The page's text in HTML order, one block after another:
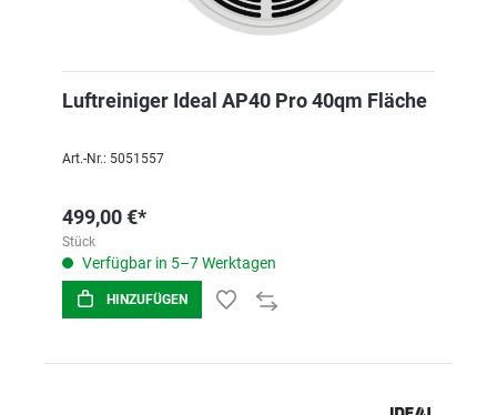
Luftreiniger Ideal AP40 Pro 40qm Fläche
Art.-Nr.: 5051557
499,00 €*
Stück
Verfügbar in 5–7 Werktagen
HINZUFÜGEN